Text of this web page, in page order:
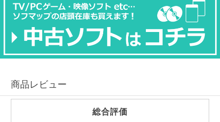
商品レビュー
総合評価